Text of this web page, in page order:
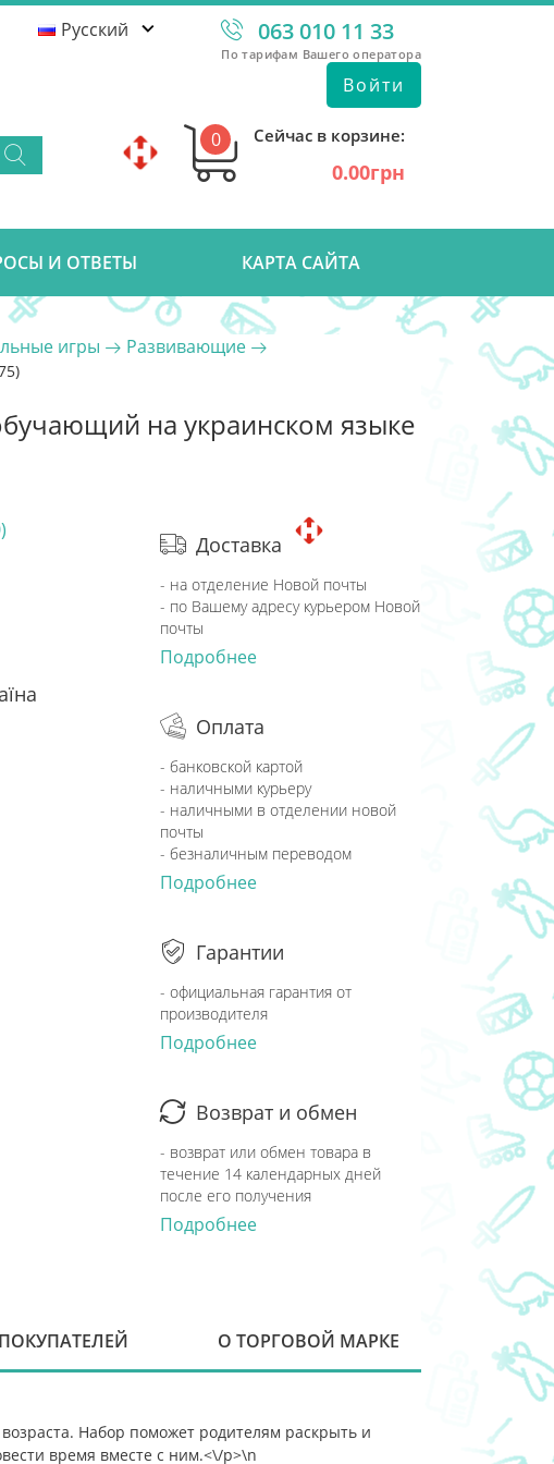
Русский 063 010 11 33
По тарифам Вашего оператора
Войти
0 Сейчас в корзине:
0.00грн
И ОТВЕТЫ КАРТА САЙТА
игры Развивающие
на украинском языке
Доставка
- на отделение Новой почты
- по Вашему адресу курьером Новой
почты
Подробнее
Оплата
- банковской картой
- наличными курьеру
- наличными в отделении новой
почты
- безналичным переводом
Подробнее
Гарантии
- официальная гарантия от
производителя
Подробнее
Возврат и обмен
- возврат или обмен товара в
течение 14 календарных дней
после его получения
Подробнее
О ТОРГОВОЙ МАРКЕ
Набор поможет родителям раскрыть и
время вместе с ним.<\/p>\n